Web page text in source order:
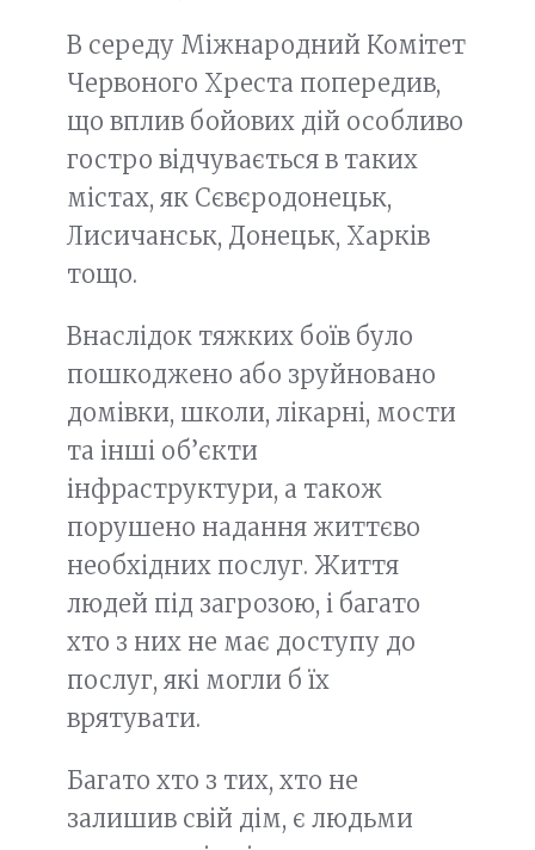
В середу Міжнародний Комітет
Червоного Хреста попередив,
що вплив бойових дій особливо
гостро відчувається в таких
містах, як Сєвєродонецьк,
Лисичанськ, Донецьк, Харків
тощо.
Внаслідок тяжких боїв було
пошкоджено або зруйновано
домівки, школи, лікарні, мости
та інші об’єкти
інфраструктури, а також
порушено надання життєво
необхідних послуг. Життя
людей під загрозою, і багато
хто з них не має доступу до
послуг, які могли б їх
врятувати.
Багато хто з тих, хто не
залишив свій дім, є людьми